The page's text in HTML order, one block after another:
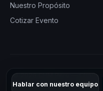
Hablar con nuestro equipo
Nuestro Propósito
Cotizar Evento
© 2026 CHM Perú —